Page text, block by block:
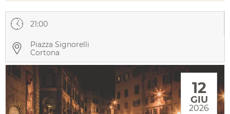
21:00
Piazza Signorelli
Cortona
12
GIU
2026